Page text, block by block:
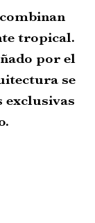
tropical.
por el
se
exclusivas